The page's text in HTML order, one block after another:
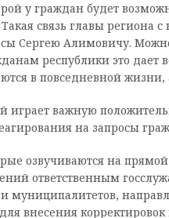
у граждан будет
связь главы региона
Сергею Алимовичу.
республики это дает
в повседневной
важную
на запросы
озвучиваются на
ответственным
муниципалитетов,
внесения